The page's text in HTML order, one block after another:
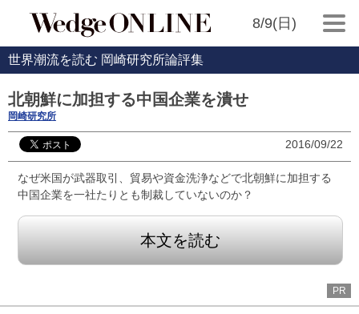
8/9(日)
世界潮流を読む 岡崎研究所論評集
北朝鮮に加担する中国企業を潰せ
岡崎研究所
2016/09/22
なぜ米国が武器取引、貿易や資金洗浄などで北朝鮮に加担する
中国企業を一社たりとも制裁していないのか？
本文を読む
PR